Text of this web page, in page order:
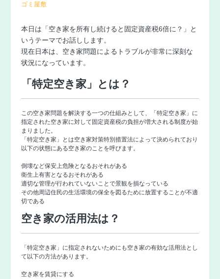
ゴミ屋敷
本日は「空き家を所有し続けると固定資産税6倍に？」と
いうテーマでお話しします。
現在日本は、空き家問題によるトラブルが非常に深刻な
状況になっています。
「特定空き家」とは？
この空き家問題を解決する一つの仕組みとして、「特定空き家」に
指定された空き家に対して固定資産税の負担が増大される制度が始
まりました。
「特定空き家」とは空き家対策特別措置法によって決められており
以下の状態にある空き家のことを呼びます。
倒壊など保安上危険となるおそれがある
衛生上有害となるおそれがある
適切な管理が行われていないことで景観を損なっている
その他周辺住民の生活環境の保全を図るために放置することが不適
切である
空き家の活用法は？
「特定空き家」に指定されないためにも空き家の有効な活用法とし
て以下の方法があります。
空き家を賃貸にする